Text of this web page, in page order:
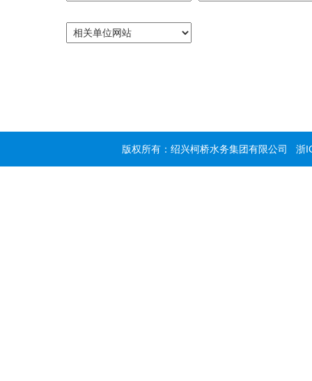
版权所有：绍兴柯桥水务集团有限公司 浙